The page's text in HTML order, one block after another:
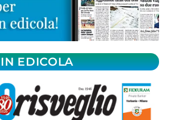
IN EDICOLA